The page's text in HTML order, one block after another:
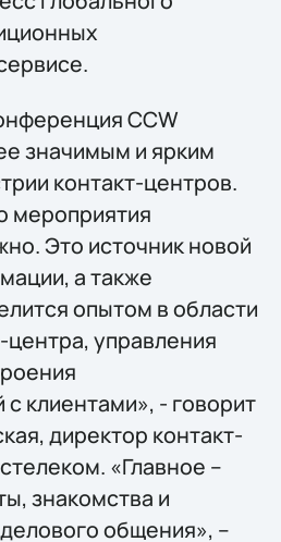
CCW
значимым и ярким
контакт-центров.
мероприятия
Это источник новой
а также
опытом в области
управления
клиентами», - говорит
директор контакт-
«Главное –
знакомства и
общения», –